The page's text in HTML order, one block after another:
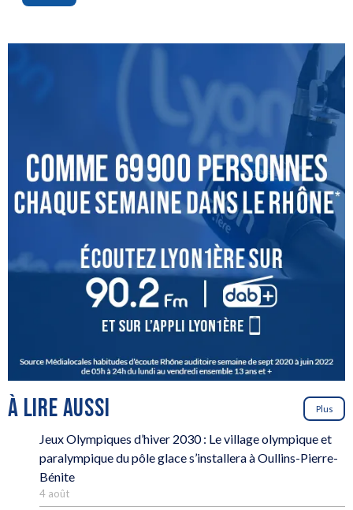
À LIRE AUSSI Plus
Jeux Olympiques d’hiver 2030 : Le village olympique et
paralympique du pôle glace s’installera à Oullins-Pierre-
Bénite
4 août